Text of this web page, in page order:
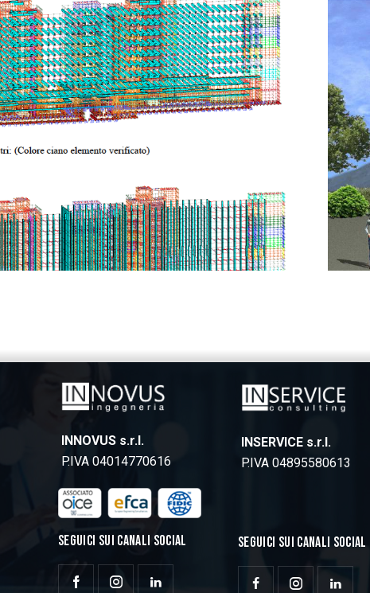
Edilizia Ospedaliera CDC e ODC – Regione Campania
PROGETTI,Sanità
INNOVUS s.r.l.
P.IVA 04014770616
SEGUICI SUI CANALI SOCIAL
INSERVICE s.r.l.
P.IVA 04895580613
SEGUICI SUI CANALI SOCIAL